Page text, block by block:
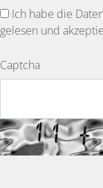
Ich habe die
gelesen und
Captcha